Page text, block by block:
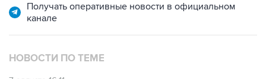
Получать оперативные новости в официальном
канале
НОВОСТИ ПО ТЕМЕ